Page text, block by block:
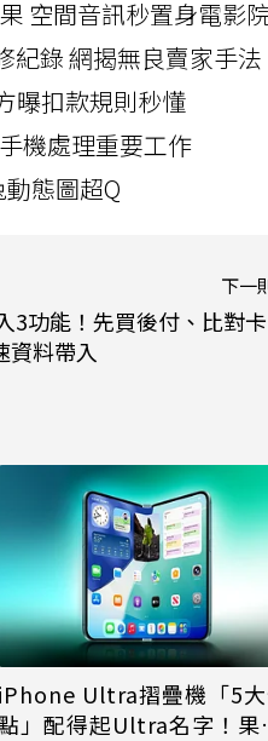
空間音訊秒置身電影
紀錄 網揭無良賣家手法
曝扣款規則秒懂
機處理重要工作
態圖超Q
下一
3功能！先買後付、比對
資料帶入
iPhone Ultra摺疊機「5
點」配得起Ultra名字！果